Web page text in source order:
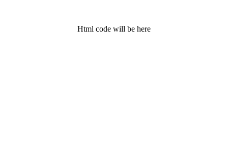
Html code will be here